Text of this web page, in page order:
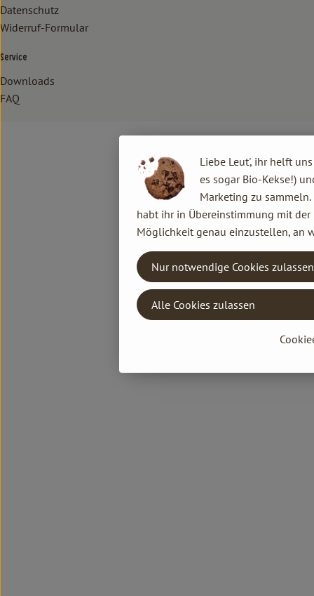
Datenschutz
Widerruf-Formular
Service
Downloads
FAQ
Liebe Leut', ihr helft
es sogar Bio-Kekse!)
Marketing zu
habt ihr in Übereinstimmung mit
Möglichkeit genau einzustellen, an
Nur notwendige Cookies zulassen
Alle Cookies zulassen